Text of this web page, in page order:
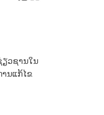
ວຊານໃນ
ານແກ້ໄຂ